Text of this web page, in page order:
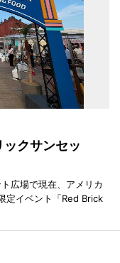
クサンセッ
広場で現在、アメリカ
定イベント「Red Brick